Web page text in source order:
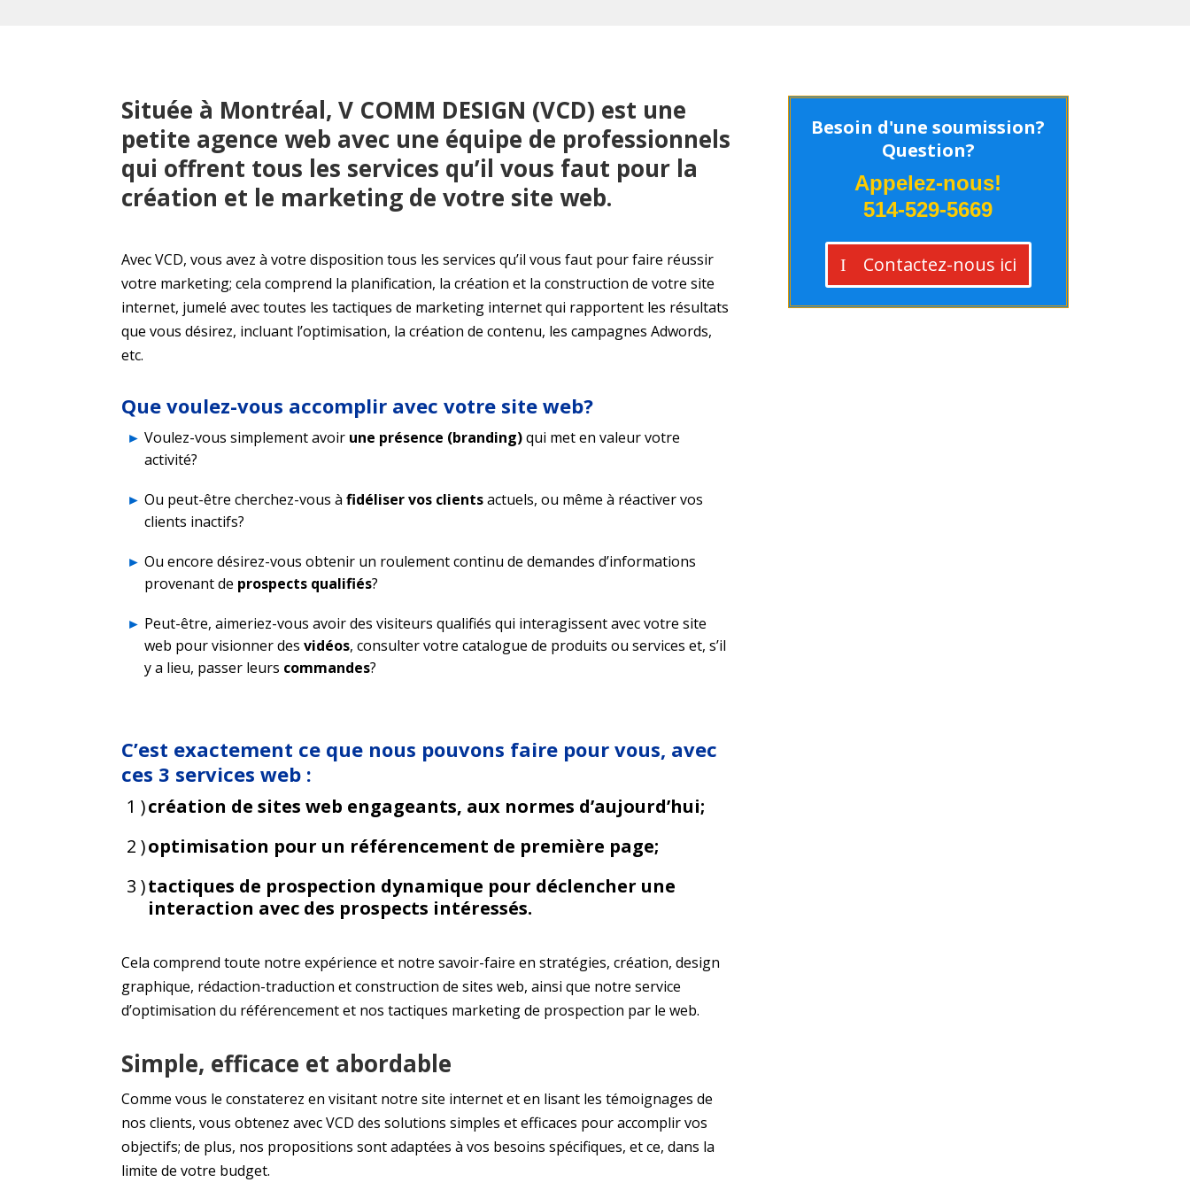
Située à Montréal, V COMM DESIGN (VCD) est une
petite agence web avec une équipe de professionnels
qui offrent tous les services qu’il vous faut pour la
création et le marketing de votre site web.
Avec VCD, vous avez à votre disposition tous les services qu’il vous faut pour faire réussir
votre marketing; cela comprend la planification, la création et la construction de votre site
internet, jumelé avec toutes les tactiques de marketing internet qui rapportent les résultats
que vous désirez, incluant l’optimisation, la création de contenu, les campagnes Adwords,
etc.
Que voulez-vous accomplir avec votre site web?
Voulez-vous simplement avoir une présence (branding)qui met en valeur votre
activité?
Ou peut-être cherchez-vous à fidéliser vos clientsactuels, ou même à réactiver vos
clients inactifs?
Ou encore désirez-vous obtenir un roulement continu de demandes d’informations
provenant de prospects qualifiés?
Peut-être, aimeriez-vous avoir des visiteurs qualifiés qui interagissent avec votre site
web pour visionner des vidéos, consulter votre catalogue de produits ou services et, s’il
y a lieu, passer leurs commandes?
C’est exactement ce que nous pouvons faire pour vous, avec
ces 3 services web :
création de sites web engageants, aux normes d’aujourd’hui;
optimisation pour un référencement de première page;
tactiques de prospection dynamique pour déclencher une
interaction avec des prospects intéressés.
Cela comprend toute notre expérience et notre savoir-faire en stratégies, création, design
graphique, rédaction-traduction et construction de sites web, ainsi que notre service
d’optimisation du référencement et nos tactiques marketing de prospection par le web.
Simple, efficace et abordable
Comme vous le constaterez en visitant notre site internet et en lisant les témoignages de
nos clients, vous obtenez avec VCD des solutions simples et efficaces pour accomplir vos
objectifs; de plus, nos propositions sont adaptées à vos besoins spécifiques, et ce, dans la
limite de votre budget.
Besoin d'une soumission?
Question?
Appelez-nous!
514-529-5669
Contactez-nous ici